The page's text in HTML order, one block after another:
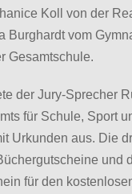
Koll von der
Burghardt vom
Gesamtschule.
der Jury-Sprecher
für Schule, Sport
Urkunden aus. Die
und
für den